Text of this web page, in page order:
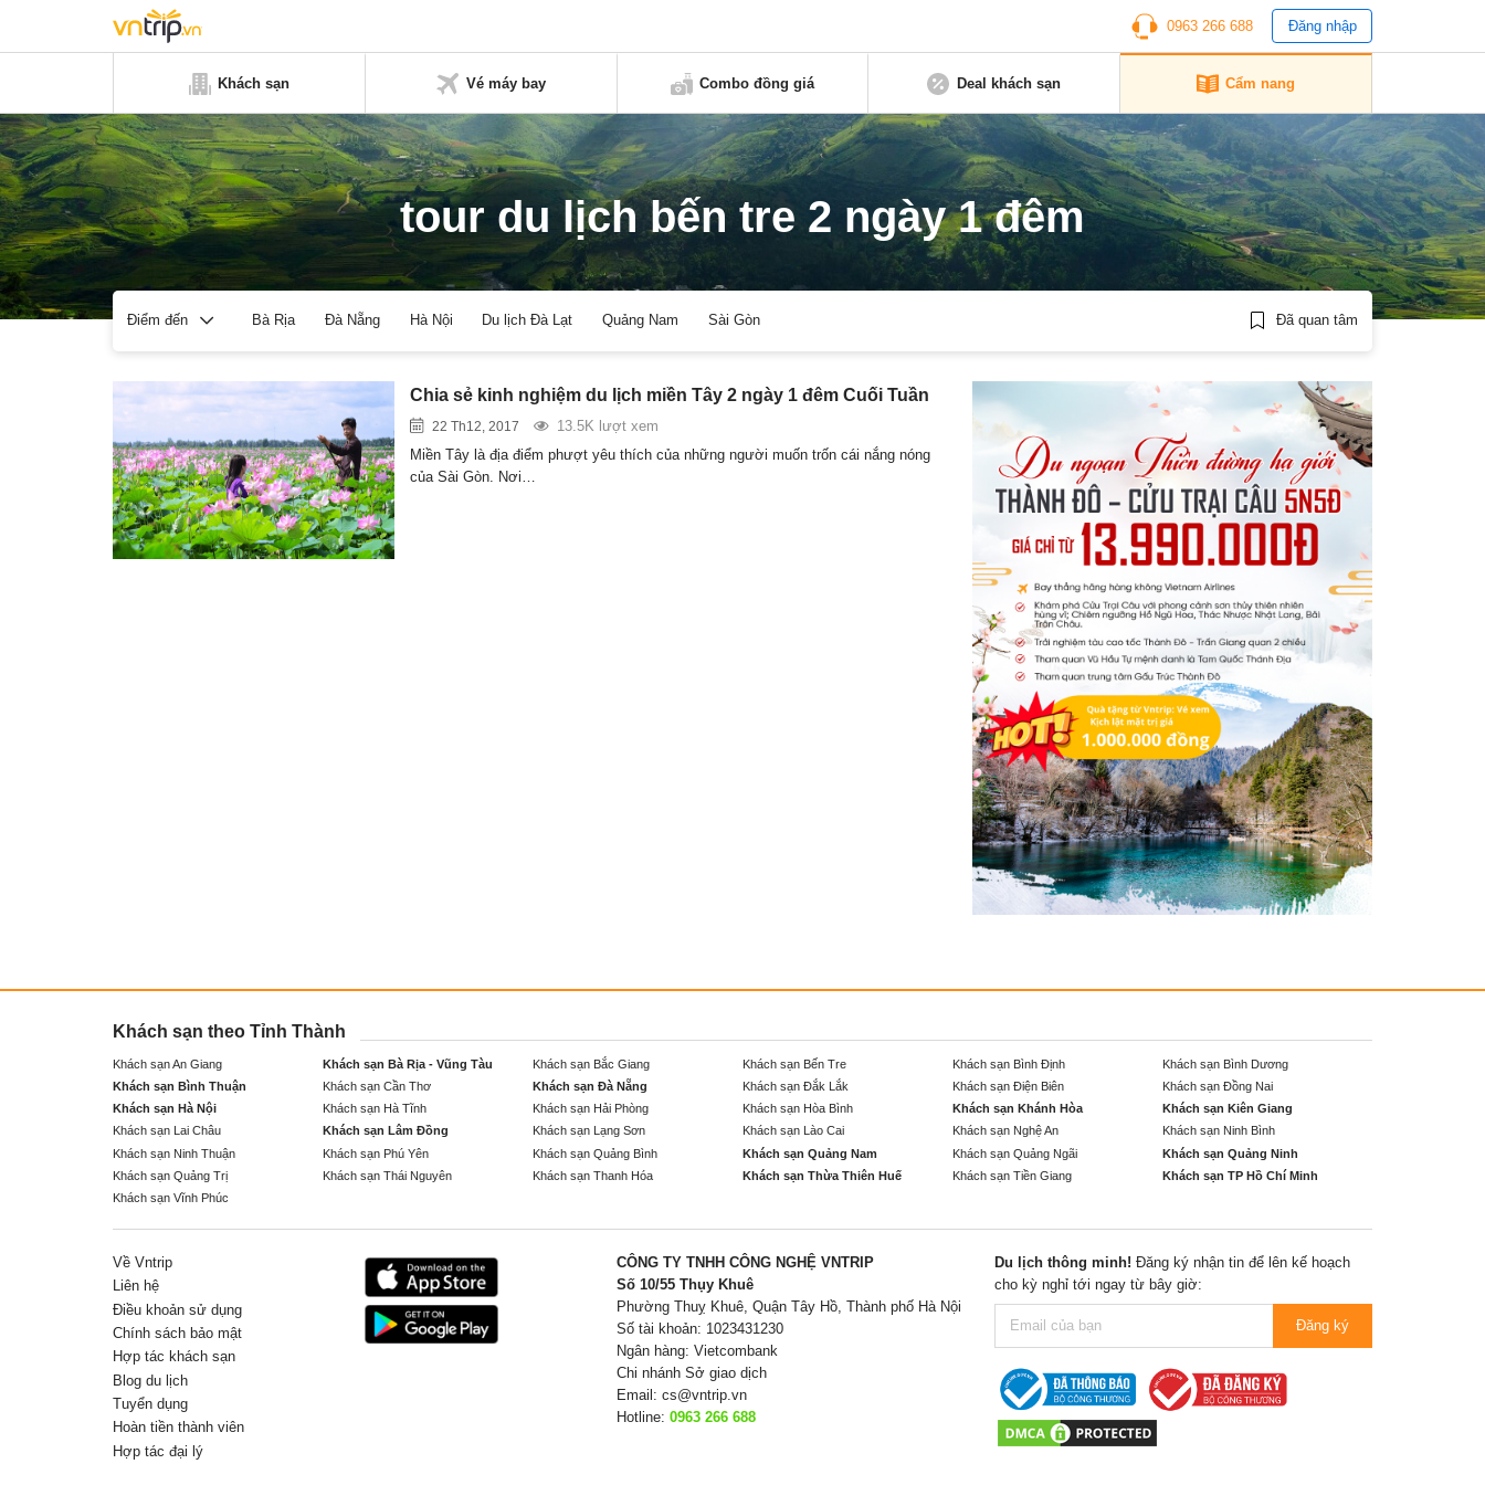
0963 266 688 Đăng nhập
Khách sạn Vé máy bay Combo đồng giá Deal khách sạn Cẩm nang
tour du lịch bến tre 2 ngày 1 đêm
Điểm đến Bà Rịa Đà Nẵng Hà Nội Du lịch Đà Lạt Quảng Nam Sài Gòn Đã quan tâm
Chia sẻ kinh nghiệm du lịch miền Tây 2 ngày 1 đêm Cuối Tuần
22 Th12, 2017
13.5K lượt xem
Miền Tây là địa điểm phượt yêu thích của những người muốn trốn cái nắng nóng
của Sài Gòn. Nơi…
Khách sạn theo Tỉnh Thành
Khách sạn An Giang Khách sạn Bà Rịa - Vũng Tàu Khách sạn Bắc Giang Khách sạn Bến Tre Khách sạn Bình Định
Khách sạn Bình Dương
Khách sạn Bình Thuận
Khách sạn Cần Thơ Khách sạn Đà Nẵng Khách sạn Đắk Lắk Khách sạn Điện Biên
Khách sạn Đồng Nai
Khách sạn Hà Nội
Khách sạn Hà Tĩnh Khách sạn Hải Phòng Khách sạn Hòa Bình Khách sạn Khánh Hòa
Khách sạn Kiên Giang
Khách sạn Lai Châu
Khách sạn Lâm Đồng Khách sạn Lạng Sơn Khách sạn Lào Cai Khách sạn Nghệ An
Khách sạn Ninh Bình
Khách sạn Ninh Thuận
Khách sạn Phú Yên Khách sạn Quảng Bình Khách sạn Quảng Nam Khách sạn Quảng Ngãi
Khách sạn Quảng Ninh
Khách sạn Quảng Trị
Khách sạn Thái Nguyên Khách sạn Thanh Hóa Khách sạn Thừa Thiên Huế Khách sạn Tiền Giang
Khách sạn TP Hồ Chí Minh
Khách sạn Vĩnh Phúc
Về Vntrip
Liên hệ
Điều khoản sử dụng
Chính sách bảo mật
Hợp tác khách sạn
Blog du lịch
Tuyển dụng
Hoàn tiền thành viên
Hợp tác đại lý
CÔNG TY TNHH CÔNG NGHỆ VNTRIP
Số 10/55 Thụy Khuê
Phường Thuỵ Khuê, Quận Tây Hồ, Thành phố Hà Nội
Số tài khoản: 1023431230
Ngân hàng: Vietcombank
Chi nhánh Sở giao dịch
Email: cs@vntrip.vn
Hotline: 0963 266 688
Du lịch thông minh! Đăng ký nhận tin để lên kế hoạch
cho kỳ nghỉ tới ngay từ bây giờ:
Đăng ký